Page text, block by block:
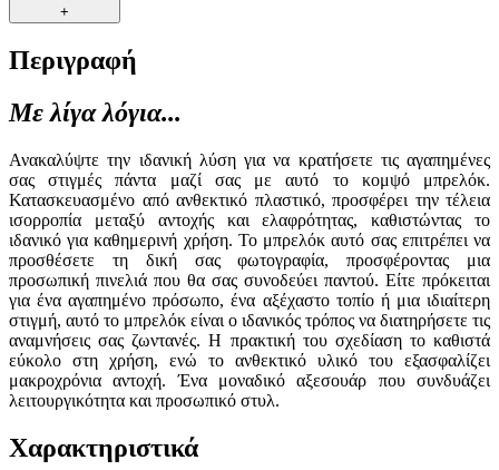
+
Περιγραφή
Με λίγα λόγια...
Ανακαλύψτε την ιδανική λύση για να κρατήσετε τις αγαπημένες
σας στιγμές πάντα μαζί σας με αυτό το κομψό μπρελόκ.
Κατασκευασμένο από ανθεκτικό πλαστικό, προσφέρει την τέλεια
ισορροπία μεταξύ αντοχής και ελαφρότητας, καθιστώντας το
ιδανικό για καθημερινή χρήση. Το μπρελόκ αυτό σας επιτρέπει να
προσθέσετε τη δική σας φωτογραφία, προσφέροντας μια
προσωπική πινελιά που θα σας συνοδεύει παντού. Είτε πρόκειται
για ένα αγαπημένο πρόσωπο, ένα αξέχαστο τοπίο ή μια ιδιαίτερη
στιγμή, αυτό το μπρελόκ είναι ο ιδανικός τρόπος να διατηρήσετε τις
αναμνήσεις σας ζωντανές. Η πρακτική του σχεδίαση το καθιστά
εύκολο στη χρήση, ενώ το ανθεκτικό υλικό του εξασφαλίζει
μακροχρόνια αντοχή. Ένα μοναδικό αξεσουάρ που συνδυάζει
λειτουργικότητα και προσωπικό στυλ.
Χαρακτηριστικά